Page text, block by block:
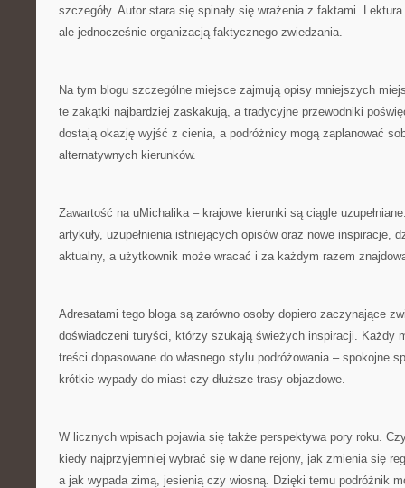
szczegóły. Autor stara się spinały się wrażenia z faktami.
ale jednocześnie organizacją faktycznego zwiedzania.
Na tym blogu szczególne miejsce zajmują opisy mniejszych
te zakątki najbardziej zaskakują, a tradycyjne przewodniki
dostają okazję wyjść z cienia, a podróżnicy mogą zaplanować
alternatywnych kierunków.
Zawartość na uMichalika – krajowe kierunki są ciągle
artykuły, uzupełnienia istniejących opisów oraz nowe inspiracje,
aktualny, a użytkownik może wracać i za każdym razem
Adresatami tego bloga są zarówno osoby dopiero zaczynające
doświadczeni turyści, którzy szukają świeżych inspiracji. Każdy
treści dopasowane do własnego stylu podróżowania – spokojne
krótkie wypady do miast czy dłuższe trasy objazdowe.
W licznych wpisach pojawia się także perspektywa pory roku.
kiedy najprzyjemniej wybrać się w dane rejony, jak zmienia się
a jak wypada zimą, jesienią czy wiosną. Dzięki temu podróżnik